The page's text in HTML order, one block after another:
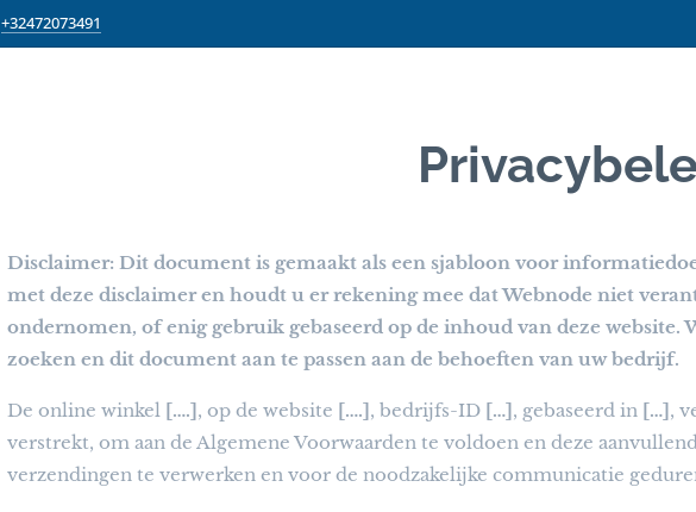
+32472073491
Disclaimer: Dit document is gemaakt als een sjabloon voor
met deze disclaimer en houdt u er rekening mee dat Webnode niet
ondernomen, of enig gebruik gebaseerd op de inhoud van deze website.
zoeken en dit document aan te passen aan de behoeften van uw bedrijf.
De online winkel [….], op de website [….], bedrijfs-ID […], gebaseerd in […],
verstrekt, om aan de Algemene Voorwaarden te voldoen en deze
verzendingen te verwerken en voor de noodzakelijke communicatie